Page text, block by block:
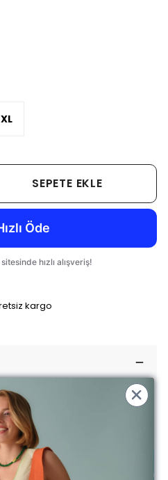
XL
SEPETE EKLE
kargo
tablosunu ve yıkama talimatlarını